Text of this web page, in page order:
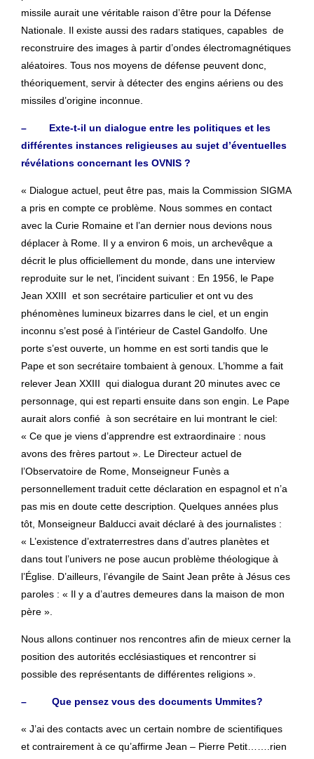
missile aurait une véritable raison d’être pour la Défense
Nationale. Il existe aussi des radars statiques, capables de
reconstruire des images à partir d’ondes électromagnétiques
aléatoires. Tous nos moyens de défense peuvent donc,
théoriquement, servir à détecter des engins aériens ou des
missiles d’origine inconnue.
– Exte-t-il un dialogue entre les politiques et les
différentes instances religieuses au sujet d’éventuelles
révélations concernant les OVNIS ?
« Dialogue actuel, peut être pas, mais la Commission SIGMA
a pris en compte ce problème. Nous sommes en contact
avec la Curie Romaine et l’an dernier nous devions nous
déplacer à Rome. Il y a environ 6 mois, un archevêque a
décrit le plus officiellement du monde, dans une interview
reproduite sur le net, l’incident suivant : En 1956, le Pape
Jean XXIII et son secrétaire particulier et ont vu des
phénomènes lumineux bizarres dans le ciel, et un engin
inconnu s’est posé à l’intérieur de Castel Gandolfo. Une
porte s’est ouverte, un homme en est sorti tandis que le
Pape et son secrétaire tombaient à genoux. L’homme a fait
relever Jean XXIII qui dialogua durant 20 minutes avec ce
personnage, qui est reparti ensuite dans son engin. Le Pape
aurait alors confié à son secrétaire en lui montrant le ciel:
« Ce que je viens d’apprendre est extraordinaire : nous
avons des frères partout ». Le Directeur actuel de
l’Observatoire de Rome, Monseigneur Funès a
personnellement traduit cette déclaration en espagnol et n’a
pas mis en doute cette description. Quelques années plus
tôt, Monseigneur Balducci avait déclaré à des journalistes :
« L’existence d’extraterrestres dans d’autres planètes et
dans tout l’univers ne pose aucun problème théologique à
l’Église. D’ailleurs, l’évangile de Saint Jean prête à Jésus ces
paroles : « Il y a d’autres demeures dans la maison de mon
père ».
Nous allons continuer nos rencontres afin de mieux cerner la
position des autorités ecclésiastiques et rencontrer si
possible des représentants de différentes religions ».
– Que pensez vous des documents Ummites?
« J’ai des contacts avec un certain nombre de scientifiques
et contrairement à ce qu’affirme Jean – Pierre Petit…….rien